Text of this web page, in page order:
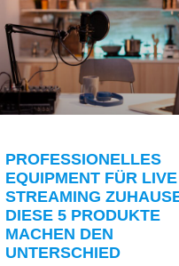
PROFESSIONELLES
EQUIPMENT FÜR LIVE
STREAMING
DIESE 5 PRODUKTE
MACHEN DEN
UNTERSCHIED